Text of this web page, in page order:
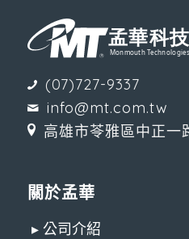
(07)727-9337
info@mt.com.tw
高雄市苓雅區中正一
關於孟華
▸ 公司介紹